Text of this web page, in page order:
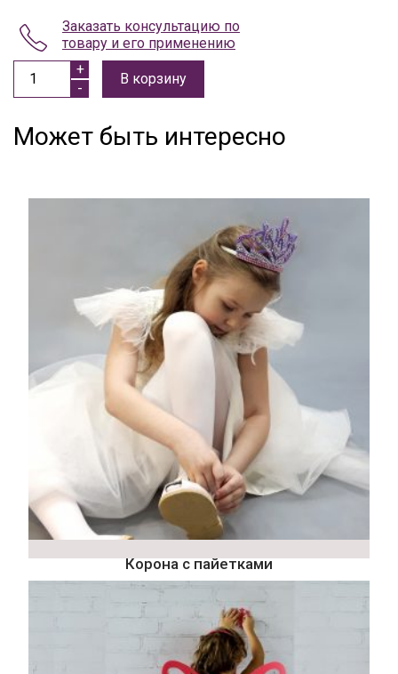
Заказать консультацию по
товару и его применению
В корзину
Может быть интересно
Корона с пайетками
₽
Подробнее